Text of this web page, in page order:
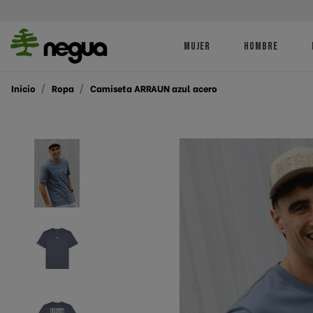
MUJER HOMBRE
ACT | Asociación
AÑORGA KKE
Donostiarra Arraun
FCR | Federación
Santo Tomas Lizeoa
Inicio Ropa Camiseta ARRAUN azul acero